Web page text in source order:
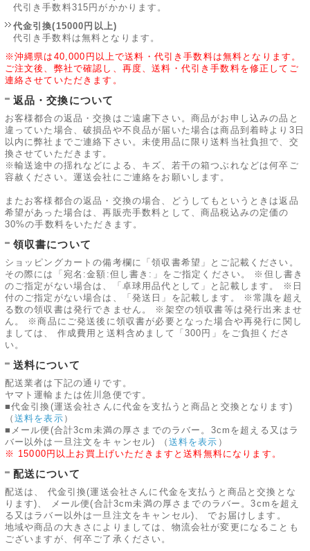
代引き手数料315円がかかります。
代金引換(15000円以上)
代引き手数料は無料となります。
※沖縄県は40,000円以上で送料・代引き手数料は無料となります。
ご注文後、弊社で確認し、再度、送料・代引き手数料を修正してご
連絡させていただきます。
返品・交換について
お客様都合の返品・交換はご遠慮下さい。商品がお申し込みの品と
違っていた場合、破損品や不良品が届いた場合は商品到着時より3日
以内に弊社までご連絡下さい。未使用品に限り送料当社負担で、交
換させていただきます。
※輸送途中の揺れなどによる、キズ、若干の箱つぶれなどは何卒ご
容赦ください。運送会社にご連絡をお願いします。
またお客様都合の返品・交換の場合、どうしてもというときは返品
希望があった場合は、再販売手数料として、商品税込みの定価の
30%の手数料をいただきます。
領収書について
ショッピングカートの備考欄に「領収書希望」とご記載ください。
その際には「宛名:金額:但し書き:」をご指定ください。 ※但し書き
のご指定がない場合は、「卓球用品代として」と記載します。 ※日
付のご指定がない場合は、「発送日」を記載します。 ※常識を超え
る数の領収書は発行できません。 ※架空の領収書等は発行出来ませ
ん。 ※商品にご発送後に領収書が必要となった場合や再発行に関し
ましては、 作成費用と送料含めまして「300円」をご負担くださ
い。
送料について
配送業者は下記の通りです。
ヤマト運輸または佐川急便です。
■代金引換(運送会社さんに代金を支払うと商品と交換となります)
（ 送料を表示 ）
■メール便(合計3cm未満の厚さまでのラバー。3cmを超える又はラ
バー以外は一旦注文をキャンセル)
（ 送料を表示 ）
※ 15000円以上お買上げいただきますと送料無料になります。
配送について
配送は、 代金引換(運送会社さんに代金を支払うと商品と交換とな
ります)、 メール便(合計3cm未満の厚さまでのラバー。3cmを超え
る又はラバー以外は一旦注文をキャンセル)、 でお届けします。
地域や商品の大きさによりましては、物流会社が変更になることも
ございますが、何卒ご了承ください。